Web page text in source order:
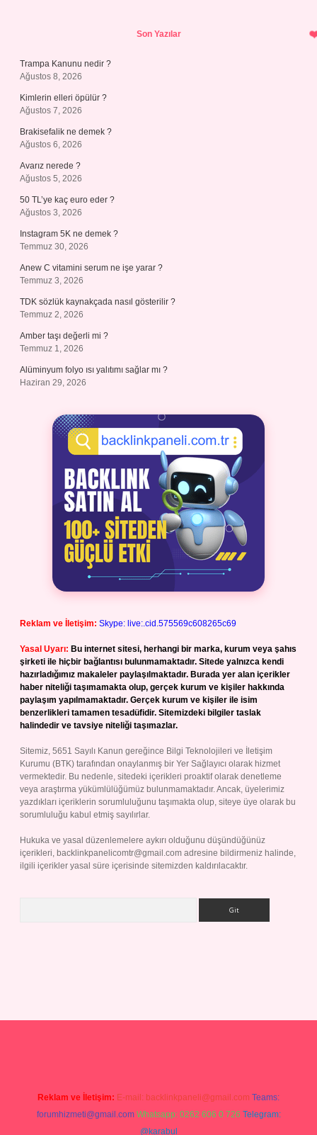
Son Yazılar
Trampa Kanunu nedir ?
Ağustos 8, 2026
Kimlerin elleri öpülür ?
Ağustos 7, 2026
Brakisefalik ne demek ?
Ağustos 6, 2026
Avarız nerede ?
Ağustos 5, 2026
50 TL’ye kaç euro eder ?
Ağustos 3, 2026
Instagram 5K ne demek ?
Temmuz 30, 2026
Anew C vitamini serum ne işe yarar ?
Temmuz 3, 2026
TDK sözlük kaynakçada nasıl gösterilir ?
Temmuz 2, 2026
Amber taşı değerli mi ?
Temmuz 1, 2026
Alüminyum folyo ısı yalıtımı sağlar mı ?
Haziran 29, 2026
Reklam ve İletişim: Skype: live:.cid.575569c608265c69
Yasal Uyarı: Bu internet sitesi, herhangi bir marka, kurum veya şahıs
şirketi ile hiçbir bağlantısı bulunmamaktadır. Sitede yalnızca kendi
hazırladığımız makaleler paylaşılmaktadır. Burada yer alan içerikler
haber niteliği taşımamakta olup, gerçek kurum ve kişiler hakkında
paylaşım yapılmamaktadır. Gerçek kurum ve kişiler ile isim
benzerlikleri tamamen tesadüfidir. Sitemizdeki bilgiler taslak
halindedir ve tavsiye niteliği taşımazlar.
Sitemiz, 5651 Sayılı Kanun gereğince Bilgi Teknolojileri ve İletişim
Kurumu (BTK) tarafından onaylanmış bir Yer Sağlayıcı olarak hizmet
vermektedir. Bu nedenle, sitedeki içerikleri proaktif olarak denetleme
veya araştırma yükümlülüğümüz bulunmamaktadır. Ancak, üyelerimiz
yazdıkları içeriklerin sorumluluğunu taşımakta olup, siteye üye olarak bu
sorumluluğu kabul etmiş sayılırlar.
Hukuka ve yasal düzenlemelere aykırı olduğunu düşündüğünüz
içerikleri, backlinkpanelicomtr@gmail.com adresine bildirmeniz halinde,
ilgili içerikler yasal süre içerisinde sitemizden kaldırılacaktır.
Reklam ve İletişim: E-mail: backlinkpaneli@gmail.com Teams:
forumhizmeti@gmail.com Whatsapp: 0262 606 0 726 Telegram:
@karabul